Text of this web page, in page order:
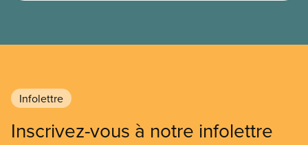
Infolettre
Inscrivez-vous à notre infolettre